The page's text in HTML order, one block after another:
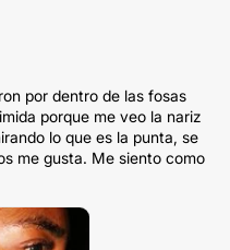
por dentro de las fosas
porque me veo la nariz
lo que es la punta, se
me gusta. Me siento como